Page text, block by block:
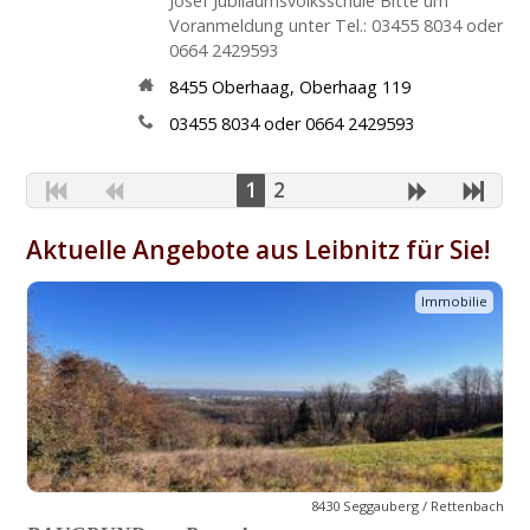
Voranmeldung unter Tel.: 03455 8034 oder
0664 2429593
8455 Oberhaag, Oberhaag 119
03455 8034 oder 0664 2429593
1 2
Aktuelle Angebote aus Leibnitz für Sie!
Immobilie
8430 Seggauberg / Rettenbach